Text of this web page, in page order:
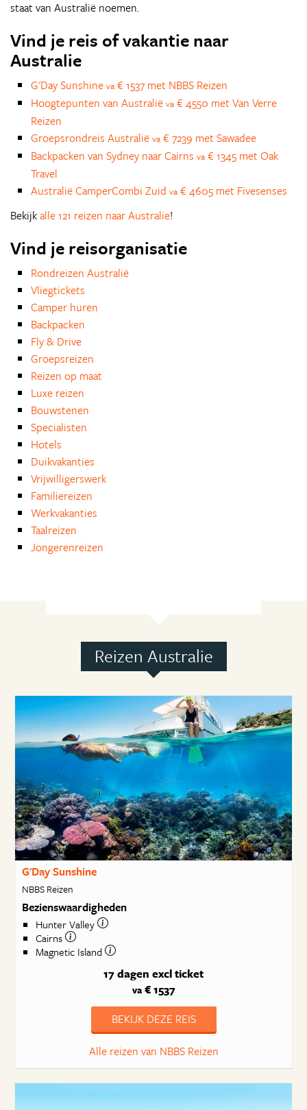
staat van Australië noemen.
Vind je reis of vakantie naar
Australie
G'Day Sunshine va € 1537 met NBBS Reizen
Hoogtepunten van Australië va € 4550 met Van Verre
Reizen
Groepsrondreis Australië va € 7239 met Sawadee
Backpacken van Sydney naar Cairns va € 1345 met Oak
Travel
Australië CamperCombi Zuid va € 4605 met Fivesenses
Bekijkalle 121 reizen naar Australie!
Vind je reisorganisatie
Rondreizen Australië
Vliegtickets
Camper huren
Backpacken
Fly & Drive
Groepsreizen
Reizen op maat
Luxe reizen
Bouwstenen
Specialisten
Hotels
Duikvakanties
Vrijwilligerswerk
Familiereizen
Werkvakanties
Taalreizen
Jongerenreizen
Reizen Australie
G'Day Sunshine
NBBS Reizen
Bezienswaardigheden
Hunter Valley
Cairns
Magnetic Island
17 dagen excl ticket
va€ 1537
BEKIJK DEZE REIS
Alle reizen van NBBS Reizen